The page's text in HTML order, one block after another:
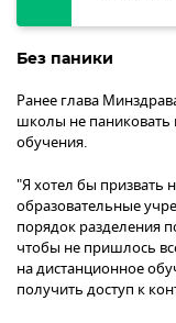
Без паники
Ранее глава
школы не
обучения.
"Я хотел бы призвать
образовательные
порядок разделения
чтобы не пришлось
на дистанционное
получить доступ к